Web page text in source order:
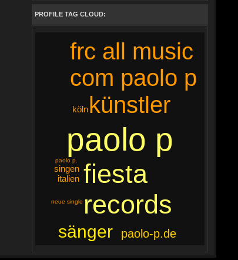
PROFILE TAG CLOUD:
paolo p
fiesta
records
künstler
frc all music
com paolo p
sänger paolo-p.de
singen
köln
italien
neue single
paolo p.